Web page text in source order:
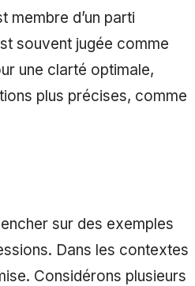
membre d’un parti
souvent jugée comme
une clarté optimale,
plus précises, comme
sur des exemples
Dans les contextes
Considérons plusieurs